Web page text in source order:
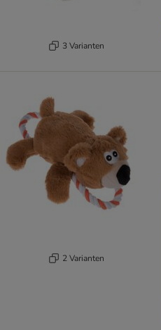
3 Varianten
2 Varianten